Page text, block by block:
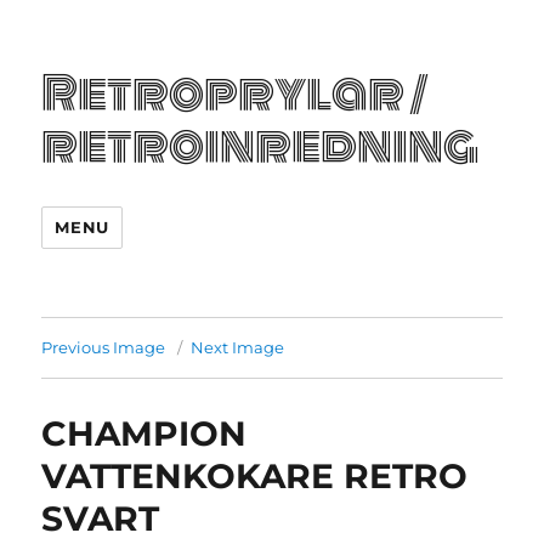
Retroprylar /
retroinredning
MENU
Previous Image Next Image
CHAMPION
VATTENKOKARE RETRO
SVART